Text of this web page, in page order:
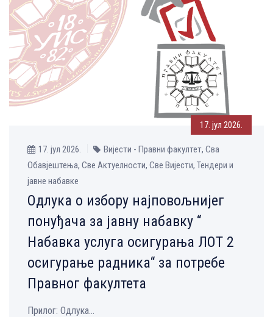
17. јул 2026.
17. јул 2026.
Вијести - Правни факултет, Сва
Обавјештења, Све Aктуелности, Све Вијести, Тендери и
јавне набавке
Одлука о избору најповољнијег
понуђача за јавну набавку “
Набавка услуга осигурања ЛОТ 2
осигурање радника“ за потребе
Правног факултета
Прилог: Одлука...